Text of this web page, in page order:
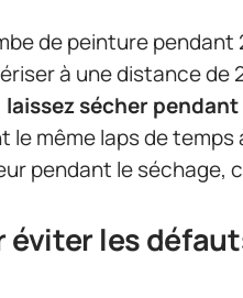
de peinture pendant
à une distance
laissez sécher
même laps de temps
pendant le séchage,
éviter les